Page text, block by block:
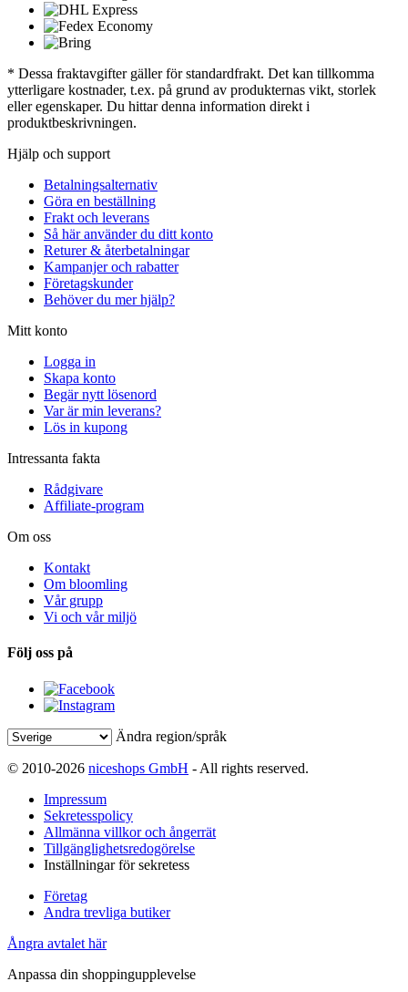
* Dessa fraktavgifter gäller för standardfrakt. Det kan tillkomma
ytterligare kostnader, t.ex. på grund av produkternas vikt, storlek
eller egenskaper. Du hittar denna information direkt i
produktbeskrivningen.
Hjälp och support
Betalningsalternativ
Göra en beställning
Frakt och leverans
Så här använder du ditt konto
Returer & återbetalningar
Kampanjer och rabatter
Företagskunder
Behöver du mer hjälp?
Mitt konto
Logga in
Skapa konto
Begär nytt lösenord
Var är min leverans?
Lös in kupong
Intressanta fakta
Rådgivare
Affiliate-program
Om oss
Kontakt
Om bloomling
Vår grupp
Vi och vår miljö
Följ oss på
Ändra region/språk
© 2010-2026 niceshops GmbH - All rights reserved.
Impressum
Sekretesspolicy
Allmänna villkor och ångerrät
Tillgänglighetsredogörelse
Inställningar för sekretess
Företag
Andra trevliga butiker
Ångra avtalet här
Anpassa din shoppingupplevelse